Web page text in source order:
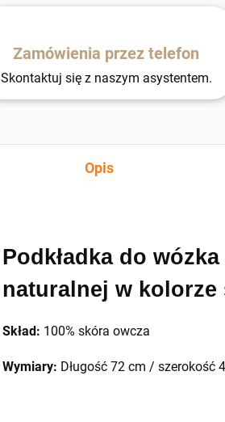
Zamówienia przez telefon
Skontaktuj się z naszym asystentem.
Opis
Podkładka do
naturalnej w kolorze
Skład: 100% skóra owcza
Wymiary: Długość 72 cm / szerokość